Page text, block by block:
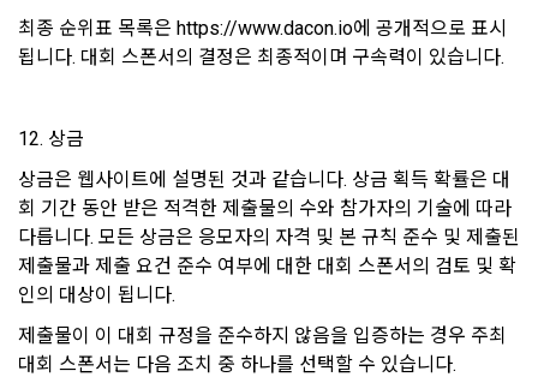
제 17 조 (서비스 제공의 중지)
"회사"는 다음 각호에 해당하는 경우 서비스의 제공을 중지할 수
1. 설비의 보수 등 "회사"의 필요에 의해 사전에 "회원"들에게 통
2. 기간통신사업자가 전기통신서비스 제공을 중지하는 경우
3. 기타 불가항력적인 사유에 의해 서비스 제공이 객관적으로
불가능한 경우
제 18 조 (회원정보의 제공 및 광고의 게재)
1. “회사”는 “회원”에게 서비스 이용에 필요하다고 판단되는 정
7. 개인정보 파기절차 및 파기방법
해 별도의 동의를 얻은 경우, 또는 법령에서 일정 기간 정보보관
의무를 부과하는 경우에는 해당 기간 동안 개인정보를 안전하게
보관합니다.
부정가입 및 징계기록 등의 부정이용기록은 부정 가입 및 이용
방지를 위하여 수집 시점으로부터 2년간 보관하고 파기하고 있
습니다.
최종 순위표 목록은 https://www.dacon.io에 공개적으로 표시
됩니다. 대회 스폰서의 결정은 최종적이며 구속력이 있습니다.
12. 상금
상금은 웹사이트에 설명된 것과 같습니다. 상금 획득 확률은 대
회 기간 동안 받은 적격한 제출물의 수와 참가자의 기술에 따라
다릅니다. 모든 상금은 응모자의 자격 및 본 규칙 준수 및 제출된
제출물과 제출 요건 준수 여부에 대한 대회 스폰서의 검토 및 확
인의 대상이 됩니다.
제출물이 이 대회 규정을 준수하지 않음을 입증하는 경우 주최
대회 스폰서는 다음 조치 중 하나를 선택할 수 있습니다.